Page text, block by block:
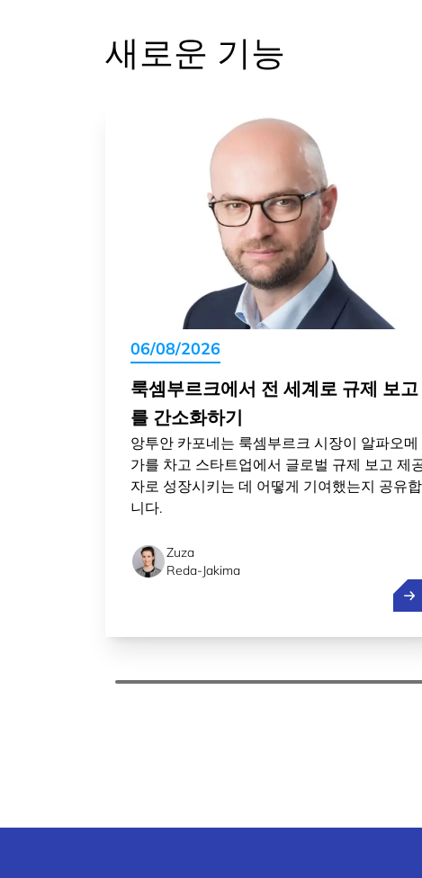
새로운 기능
06/08/2026
룩셈부르크에서 전 세계로 규제 보고
를 간소화하기
앙투안 카포네는 룩셈부르크 시장이 알파오메
가를 차고 스타트업에서 글로벌 규제 보고 제
자로 성장시키는 데 어떻게 기여했는지 공유합
니다.
Zuza
Reda-Jakima
룩